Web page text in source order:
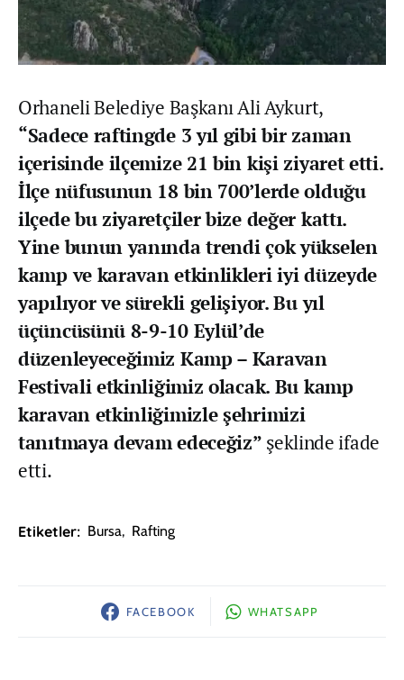
Orhaneli Belediye Başkanı Ali Aykurt,
“Sadece raftingde 3 yıl gibi bir zaman
içerisinde ilçemize 21 bin kişi ziyaret etti.
İlçe nüfusunun 18 bin 700’lerde olduğu
ilçede bu ziyaretçiler bize değer kattı.
Yine bunun yanında trendi çok yükselen
kamp ve karavan etkinlikleri iyi düzeyde
yapılıyor ve sürekli gelişiyor. Bu yıl
üçüncüsünü 8-9-10 Eylül’de
düzenleyeceğimiz Kamp – Karavan
Festivali etkinliğimiz olacak. Bu kamp
karavan etkinliğimizle şehrimizi
tanıtmaya devam edeceğiz” şeklinde ifade
etti.
Etiketler: Bursa, Rafting
FACEBOOK WHATSAPP